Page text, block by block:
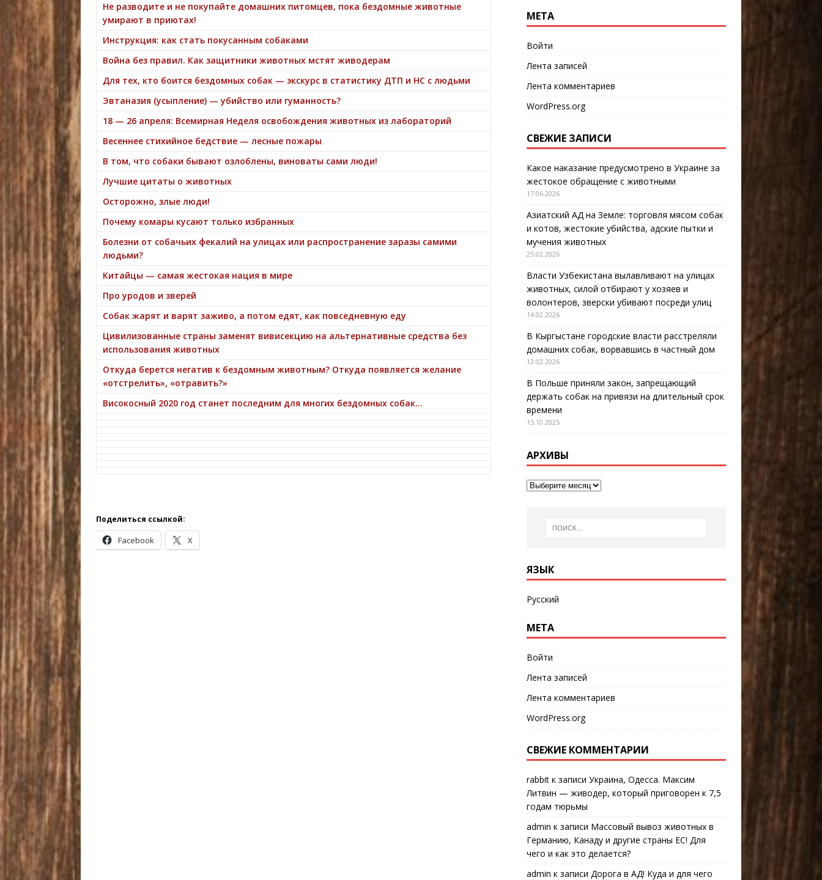
Не разводите и не покупайте домашних питомцев, пока бездомные животные
умирают в приютах!
Инструкция: как стать покусанным собаками
Война без правил. Как защитники животных мстят живодерам
Для тех, кто боится бездомных собак — экскурс в статистику ДТП и НС с людьми
Эвтаназия (усыпление) — убийство или гуманность?
18 — 26 апреля: Всемирная Неделя освобождения животных из лабораторий
Весеннее стихийное бедствие — лесные пожары
В том, что собаки бывают озлоблены, виноваты сами люди!
Лучшие цитаты о животных
Осторожно, злые люди!
Почему комары кусают только избранных
Болезни от собачьих фекалий на улицах или распространение заразы самими
людьми?
Китайцы — самая жестокая нация в мире
Про уродов и зверей
Собак жарят и варят заживо, а потом едят, как повседневную еду
Цивилизованные страны заменят вивисекцию на альтернативные средства без
использования животных
Откуда берется негатив к бездомным животным? Откуда появляется желание
«отстрелить», «отравить?»
Високосный 2020 год станет последним для многих бездомных собак…
Поделиться ссылкой:
Facebook X
МЕТА
Войти
Лента записей
Лента комментариев
WordPress.org
СВЕЖИЕ ЗАПИСИ
Какое наказание предусмотрено в Украине за
жестокое обращение с животными
17.06.2026
Азиатский АД на Земле: торговля мясом собак
и котов, жестокие убийства, адские пытки и
мучения животных
25.02.2026
Власти Узбекистана вылавливают на улицах
животных, силой отбирают у хозяев и
волонтеров, зверски убивают посреди улиц
14.02.2026
В Кыргыстане городские власти расстреляли
домашних собак, ворвавшись в частный дом
12.02.2026
В Польше приняли закон, запрещающий
держать собак на привязи на длительный срок
времени
15.10.2025
АРХИВЫ
ЯЗЫК
Русский
МЕТА
Войти
Лента записей
Лента комментариев
WordPress.org
СВЕЖИЕ КОММЕНТАРИИ
rabbitк записи Украина, Одесса. Максим
Литвин — живодер, который приговорен к 7,5
годам тюрьмы
admin к записи Массовый вывоз животных в
Германию, Канаду и другие страны ЕС! Для
чего и как это делается?
admin к записи Дорога в АД! Куда и для чего